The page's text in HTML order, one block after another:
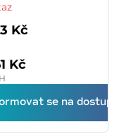
Kč
Kč
se na